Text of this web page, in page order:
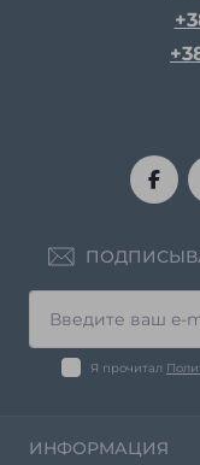
Я прочитал
ИНФОРМАЦИЯ